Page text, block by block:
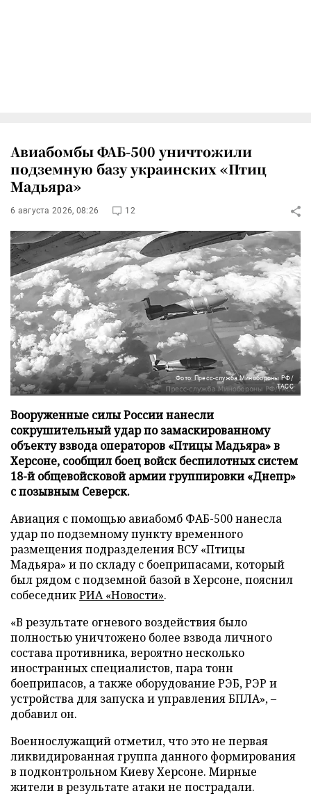
Авиабомбы ФАБ-500 уничтожили
подземную базу украинских «Птиц
Мадьяра»
6 августа 2026, 08:26 12
Фото: Пресс-служба Минобороны РФ/
ТАСС
Вооруженные силы России нанесли
сокрушительный удар по замаскированному
объекту взвода операторов «Птицы Мадьяра» в
Херсоне, сообщил боец войск беспилотных систем
18-й общевойсковой армии группировки «Днепр»
с позывным Северск.
Авиация с помощью авиабомб ФАБ-500 нанесла
удар по подземному пункту временного
размещения подразделения ВСУ «Птицы
Мадьяра» и по складу с боеприпасами, который
был рядом с подземной базой в Херсоне, пояснил
собеседникРИА «Новости».
«В результате огневого воздействия было
полностью уничтожено более взвода личного
состава противника, вероятно несколько
иностранных специалистов, пара тонн
боеприпасов, а также оборудование РЭБ, РЭР и
устройства для запуска и управления БПЛА», –
добавил он.
Военнослужащий отметил, что это не первая
ликвидированная группа данного формирования
в подконтрольном Киеву Херсоне. Мирные
жители в результате атаки не пострадали.